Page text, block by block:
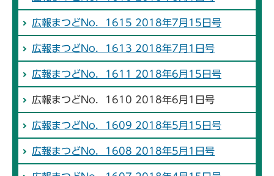
広報まつどNo．1615 2018年7月15日号
広報まつどNo．1613 2018年7月1日号
広報まつどNo．1611 2018年6月15日号
広報まつどNo．1610 2018年6月1日号
広報まつどNo．1609 2018年5月15日号
広報まつどNo．1608 2018年5月1日号